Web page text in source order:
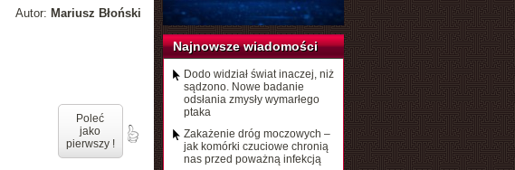
Autor: Mariusz Błoński
Poleć
jako
pierwszy !
Najnowsze wiadomości
Dodo widział świat inaczej, niż
sądzono. Nowe badanie
odsłania zmysły wymarłego
ptaka
Zakażenie dróg moczowych –
jak komórki czuciowe chronią
nas przed poważną infekcją